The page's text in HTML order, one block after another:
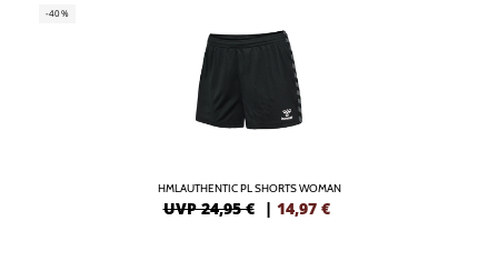
-40%
HMLAUTHENTIC PL SHORTS WOMAN
UVP 24,95 € | 14,97 €